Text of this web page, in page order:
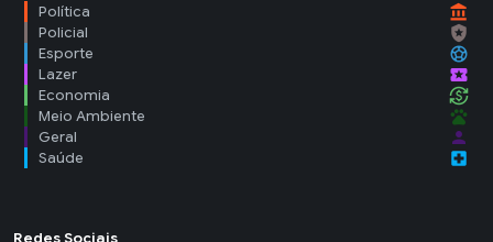
Política account_balance
Policial local_police
Esporte sports_soccer
Lazer local_activity
Economia currency_exchange
Meio Ambiente pets
Geral person
Saúde local_hospital